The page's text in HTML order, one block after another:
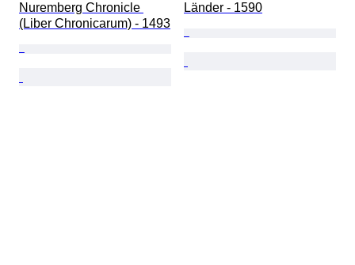
Nuremberg Chronicle
(Liber Chronicarum) - 1493
Länder - 1590